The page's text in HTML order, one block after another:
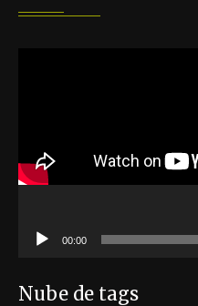
00:00
Nube de tags